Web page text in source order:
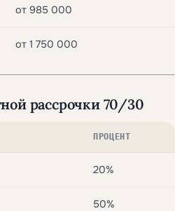
от 985 000
от 1 750 000
рассрочки 70/30
ПРОЦЕНТ
20%
50%